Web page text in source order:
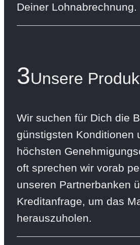
Deiner Lohnabrechnung.
3Unsere
Wir suchen für Dich die
günstigsten Konditionen
höchsten
oft sprechen wir vorab
unseren Partnerbanken
Kreditanfrage, um das
herauszuholen.